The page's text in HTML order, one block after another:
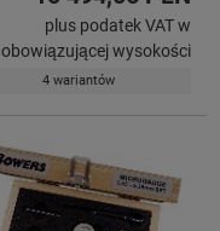
plus podatek VAT w
obowiązującej wysokości
4 wariantów